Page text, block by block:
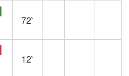
72`
12`